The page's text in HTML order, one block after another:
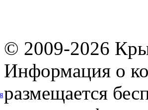
© 2009-2026
Информация о
размещается